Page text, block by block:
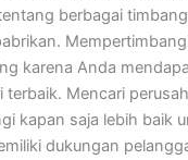
berbagai
karena Anda
Mencari
kapan saja lebih baik
dukungan